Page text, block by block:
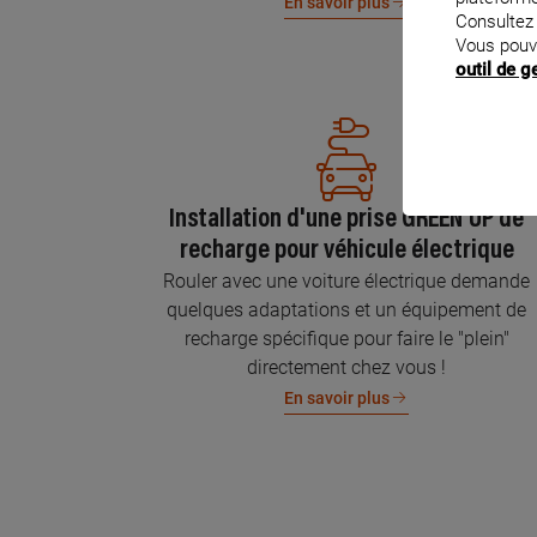
Installation d'une prise GREEN'UP de
recharge pour véhicule électrique
Rouler avec une voiture électrique demande
quelques adaptations et un équipement de
recharge spécifique pour faire le "plein"
directement chez vous !
En savoir plus
Vous
outil de